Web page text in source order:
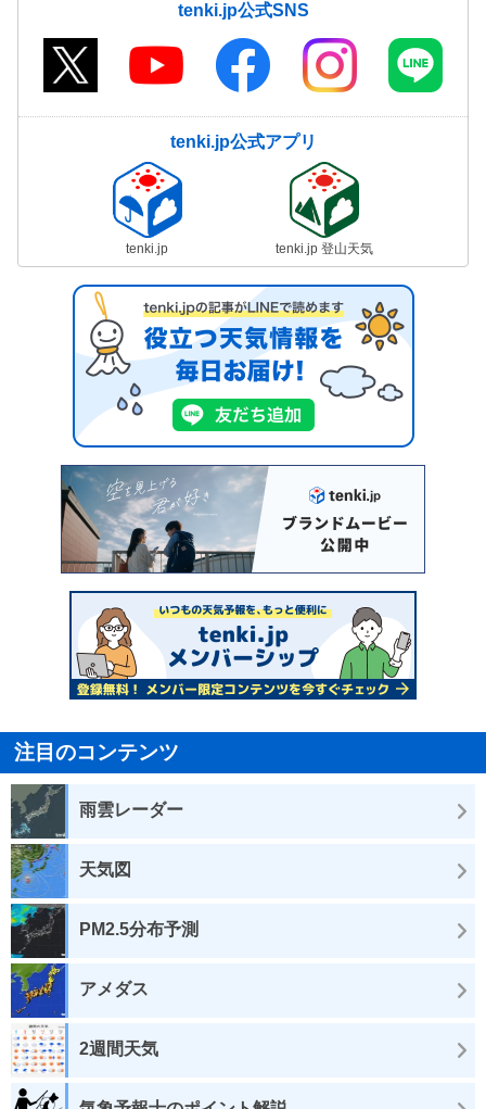
tenki.jp公式SNS
tenki.jp公式アプリ
tenki.jp tenki.jp 登山天気
注目のコンテンツ
雨雲レーダー
天気図
PM2.5分布予測
アメダス
2週間天気